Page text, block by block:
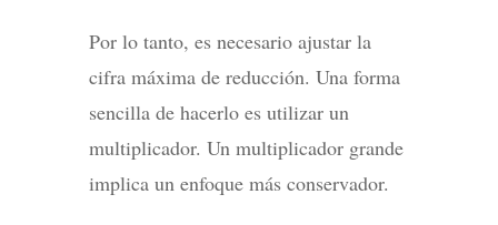
Por lo tanto, es necesario ajustar la
cifra máxima de reducción. Una forma
sencilla de hacerlo es utilizar un
multiplicador. Un multiplicador grande
implica un enfoque más conservador.